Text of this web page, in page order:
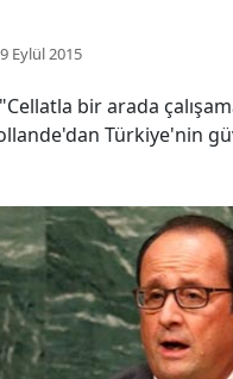
Eylül 2015
Türkiye'nin